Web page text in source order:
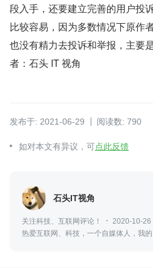
段入手，还要建立完善的用户投
比较容易，因为多数情况下原作
也没有精力去投诉和举报，主要
者：石头 IT 视角
发布于: 2021-06-29 阅读数: 790
如对本文有异议，可点此反馈
石头IT视角
关注科技、互联网评论！
2020-10-26
热爱互联网、科技，一个自媒体人，我